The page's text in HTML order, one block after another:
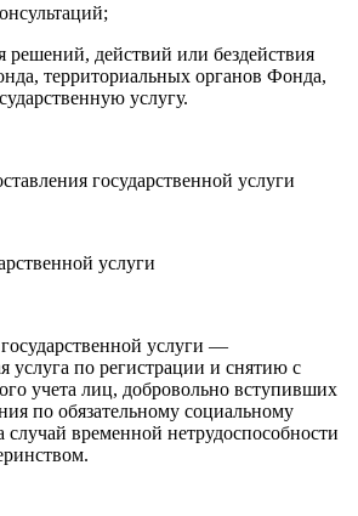
решений, действий или бездействия
территориальных органов Фонда,
услугу.
государственной услуги
услуги
услуги —
услуга по регистрации и снятию с
учета лиц, добровольно вступивших
по обязательному социальному
случай временной нетрудоспособности